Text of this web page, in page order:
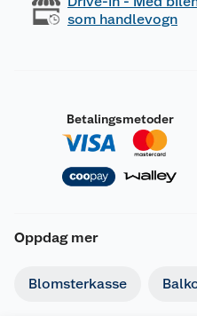
som handlevogn
Betalingsmetoder
Oppdag mer
Blomsterkasse